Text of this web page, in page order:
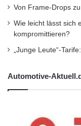
Von Frame-Drops
Wie leicht lässt sich
kompromittieren?
„Junge Leute“-
Automotive-